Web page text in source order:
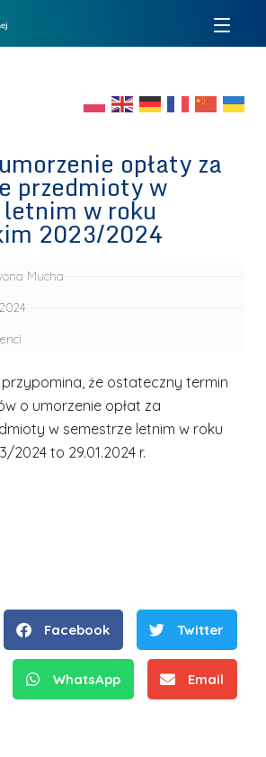
opłaty za
przedmioty w
w roku
2023/2024
Mucha
przypomina, że ostateczny termin
o umorzenie opłat za
w semestrze letnim w roku
2024 to 29.01.2024 r.
Facebook Twitter
WhatsApp Email